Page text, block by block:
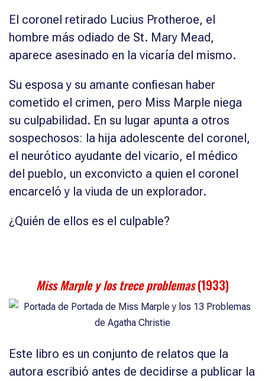
El coronel retirado Lucius Protheroe, el
hombre más odiado de St. Mary Mead,
aparece asesinado en la vicaría del mismo.
Su esposa y su amante confiesan haber
cometido el crimen, pero Miss Marple niega
su culpabilidad. En su lugar apunta a otros
sospechosos: la hija adolescente del coronel,
el neurótico ayudante del vicario, el médico
del pueblo, un exconvicto a quien el coronel
encarceló y la viuda de un explorador.
¿Quién de ellos es el culpable?
Miss Marple y los trece problemas(1933)
Este libro es un conjunto de relatos que la
autora escribió antes de decidirse a publicar la